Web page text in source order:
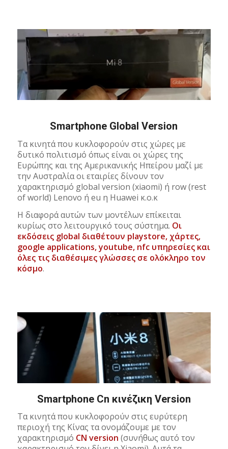
Smartphone Global Version
Τα κινητά που κυκλοφορούν στις χώρες με
δυτικό πολιτισμό όπως είναι οι χώρες της
Ευρώπης και της Αμερικανικής Ηπείρου μαζί με
την Αυστραλία οι εταιρίες δίνουν τον
χαρακτηρισμό global version (xiaomi) ή row (rest
of world) Lenovo ή eu η Huawei κ.ο.κ
Η διαφορά αυτών των μοντέλων επίκειται
κυρίως στο λειτουργικό τους σύστημα. Οι
εκδόσεις global διαθέτουν playstore, χάρτες,
google applications, youtube, nfc υπηρεσίες και
όλες τις διαθέσιμες γλώσσες σε ολόκληρο τον
κόσμο.
Smartphone Cn κινέζικη Version
Τα κινητά που κυκλοφορούν στις ευρύτερη
περιοχή της Κίνας τα ονομάζουμε με τον
χαρακτηρισμό CN version (συνήθως αυτό τον